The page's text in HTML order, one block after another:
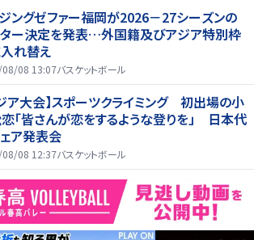
ングゼファー福岡が2026－27シーズンの
ー決定を発表…外国籍及びアジア特別枠
れ替え
08 13:07バスケットボール
ア大会】スポーツクライミング 初出場の小
「皆さんが恋をするような登りを」 日本代
ア発表会
08 12:37バスケットボール